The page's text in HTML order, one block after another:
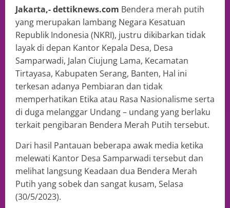
Jakarta,- dettiknews.com Bendera merah putih
yang merupakan lambang Negara Kesatuan
Republik Indonesia (NKRI), justru dikibarkan tidak
layak di depan Kantor Kepala Desa, Desa
Samparwadi, Jalan Ciujung Lama, Kecamatan
Tirtayasa, Kabupaten Serang, Banten, Hal ini
terkesan adanya Pembiaran dan tidak
memperhatikan Etika atau Rasa Nasionalisme serta
di duga melanggar Undang – undang yang berlaku
terkait pengibaran Bendera Merah Putih tersebut.
Dari hasil Pantauan beberapa awak media ketika
melewati Kantor Desa Samparwadi tersebut dan
melihat langsung Keadaan dua Bendera Merah
Putih yang sobek dan sangat kusam, Selasa
(30/5/2023).